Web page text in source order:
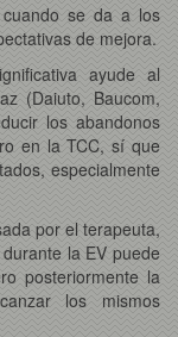
se da a los
de mejora.
ayude al
(Daiuto, Baucom,
los abandonos
en la TCC, sí que
especialmente
por el terapeuta,
la EV puede
posteriormente la
los mismos